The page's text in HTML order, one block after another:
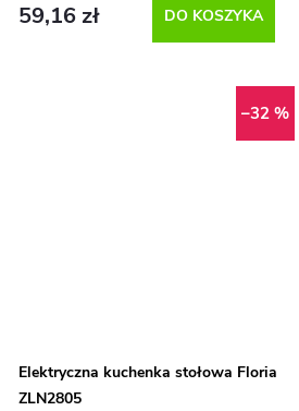
59,16 zł DO KOSZYKA
–32 %
Elektryczna kuchenka stołowa Floria
ZLN2805